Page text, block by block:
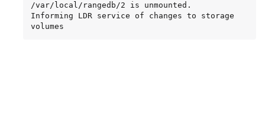
/var/local/rangedb/2 is unmounted.
Informing LDR service of changes to storage
volumes